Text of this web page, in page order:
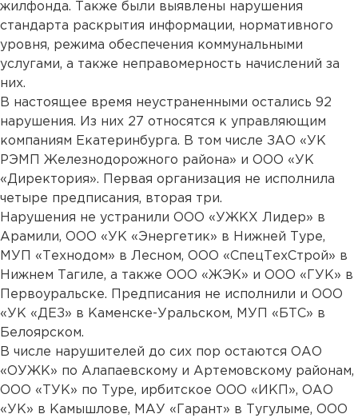
жилфонда. Также были выявлены нарушения
стандарта раскрытия информации, нормативного
уровня, режима обеспечения коммунальными
услугами, а также неправомерность начислений за
них.
В настоящее время неустраненными остались 92
нарушения. Из них 27 относятся к управляющим
компаниям Екатеринбурга. В том числе ЗАО «УК
РЭМП Железнодорожного района» и ООО «УК
«Директория». Первая организация не исполнила
четыре предписания, вторая три.
Нарушения не устранили ООО «УЖКХ Лидер» в
Арамили, ООО «УК «Энергетик» в Нижней Туре,
МУП «Технодом» в Лесном, ООО «СпецТехСтрой» в
Нижнем Тагиле, а также ООО «ЖЭК» и ООО «ГУК» в
Первоуральске. Предписания не исполнили и ООО
«УК «ДЕЗ» в Каменске-Уральском, МУП «БТС» в
Белоярском.
В числе нарушителей до сих пор остаются ОАО
«ОУЖК» по Алапаевскому и Артемовскому районам,
ООО «ТУК» по Туре, ирбитское ООО «ИКП», ОАО
«УК» в Камышлове, МАУ «Гарант» в Тугулыме, ООО